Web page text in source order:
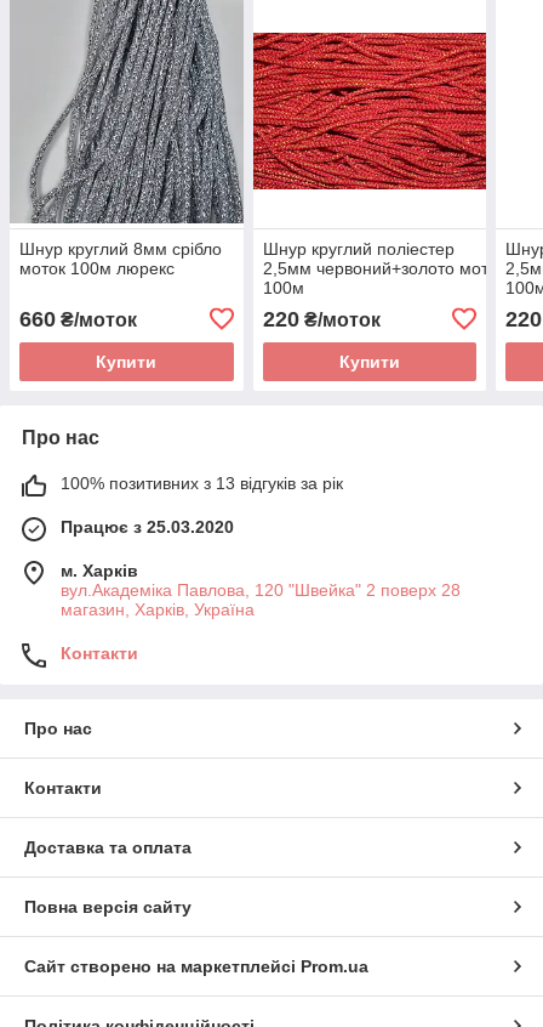
Шнур круглий 8мм срібло
моток 100м люрекс
660 ₴/моток
Купити
Шнур круглий поліестер
2,5мм червоний+золото моток
100м
220₴/моток
Купити
220
Про нас
100% позитивних з 13 відгуків за рік
Працює з 25.03.2020
м. Харків
вул.Академіка Павлова, 120 "Швейка" 2 поверх 28
магазин, Харків, Україна
Контакти
Про нас
Контакти
Доставка та оплата
Повна версія сайту
Сайт створено на маркетплейсі Prom.ua